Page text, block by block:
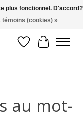
fiabilité
Liste dePanier
au mot-
plus fonctionnel. D'accord?
témoins (cookies) »